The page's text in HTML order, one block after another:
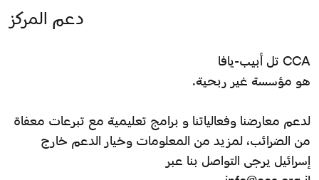
دعم المركز
CCA تل أبيب-يافا
هو مؤسسة غير ربحية.
لدعم معارضنا وفعالياتنا و برامج تعليمية مع تبرعات معفاة
من الضرائب، لمزيد من المعلومات وخيار الدعم خارج
إسرائيل يرجى التواصل بنا عبر